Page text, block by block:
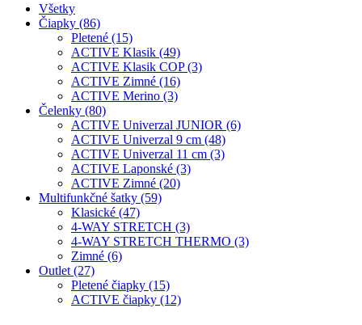
Všetky
Čiapky (86)
Pletené (15)
ACTIVE Klasik (49)
ACTIVE Klasik COP (3)
ACTIVE Zimné (16)
ACTIVE Merino (3)
Čelenky (80)
ACTIVE Univerzal JUNIOR (6)
ACTIVE Univerzal 9 cm (48)
ACTIVE Univerzal 11 cm (3)
ACTIVE Laponské (3)
ACTIVE Zimné (20)
Multifunkčné šatky (59)
Klasické (47)
4-WAY STRETCH (3)
4-WAY STRETCH THERMO (3)
Zimné (6)
Outlet (27)
Pletené čiapky (15)
ACTIVE čiapky (12)